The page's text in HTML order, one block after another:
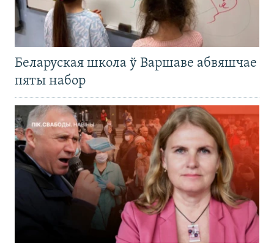
Беларуская школа ў Варшаве абвяшчае
пяты набор